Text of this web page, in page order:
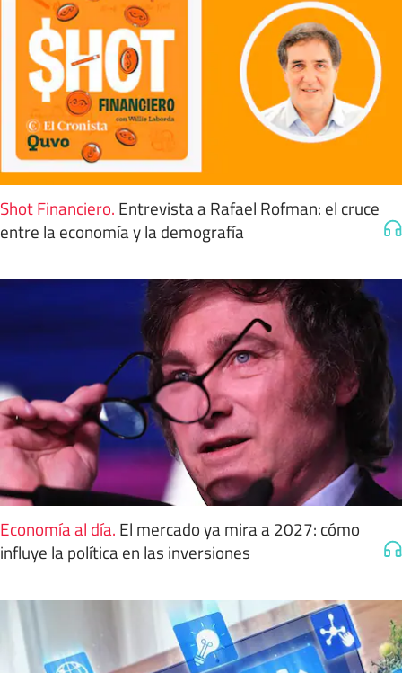
Shot Financiero. Entrevista a Rafael Rofman: el cruce
entre la economía y la demografía
Economía al día. El mercado ya mira a 2027: cómo
influye la política en las inversiones